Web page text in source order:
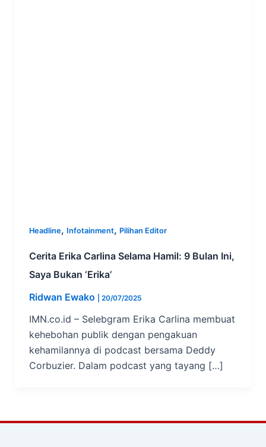
Headline, Infotainment, Pilihan Editor
Cerita Erika Carlina Selama Hamil: 9 Bulan Ini,
Saya Bukan ‘Erika’
Ridwan Ewako
20/07/2025
IMN.co.id – Selebgram Erika Carlina membuat
kehebohan publik dengan pengakuan
kehamilannya di podcast bersama Deddy
Corbuzier. Dalam podcast yang tayang […]